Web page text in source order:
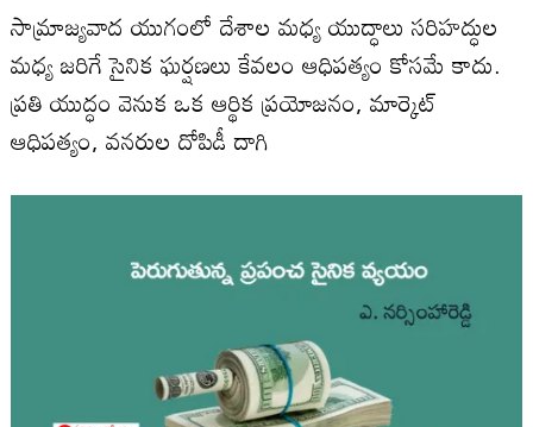
సామ్రాజ్యవాద యుగంలో దేశాల మ‌ధ్య యుద్ధాలు సరిహద్ధుల
మధ్య జరిగే సైనిక ఘర్షణలు కేవలం ఆధిప‌త్యం కోస‌మే కాదు.
ప్రతి యుద్ధం వెనుక ఒక ఆర్థిక ప్రయోజనం, మార్కెట్
ఆధిపత్యం, వనరుల దోపిడీ దాగి